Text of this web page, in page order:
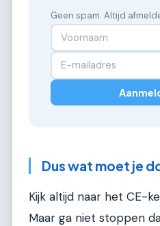
Geen spam. Altijd
Dus wat moet je
Kijk altijd naar het CE-
Maar ga niet stoppen